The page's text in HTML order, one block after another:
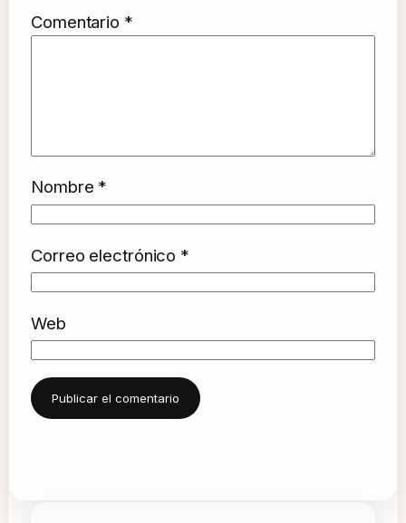
Comentario *
Nombre *
Correo electrónico *
Web